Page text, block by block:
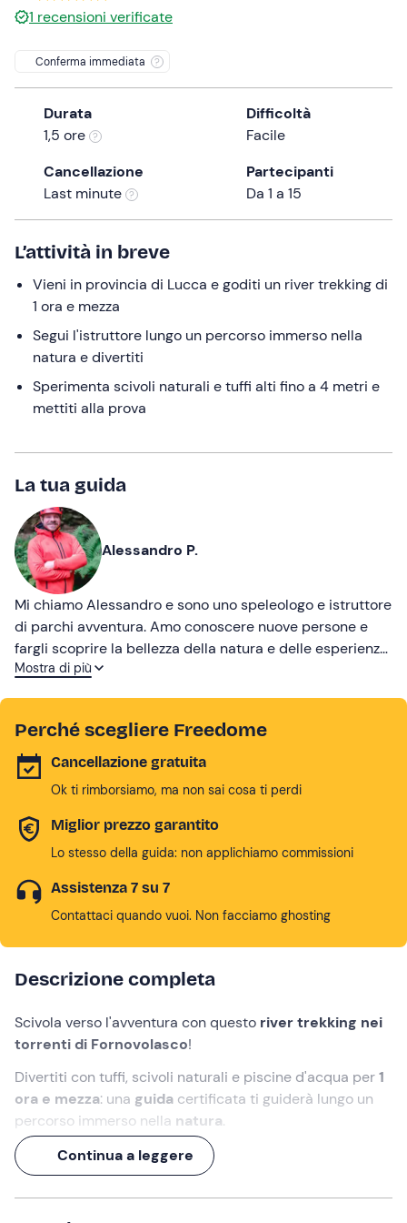
the
mark
key
keyboard
shortcuts
for
dates.
1 recensioni verificate
Conferma immediata
Durata
1,5 ore
Difficoltà
Facile
Cancellazione
Last minute
Partecipanti
Da 1 a 15
L’attività in breve
Vieni in provincia di Lucca e goditi un river trekking di
1 ora e mezza
Segui l'istruttore lungo un percorso immerso nella
natura e divertiti
Sperimenta scivoli naturali e tuffi alti fino a 4 metri e
mettiti alla prova
La tua guida
Alessandro P.
Mi chiamo Alessandro e sono uno speleologo e istruttore
di parchi avventura. Amo conoscere nuove persone e
fargli scoprire la bellezza della natura e delle esperienze
che offriamo. Inoltre, mi piace l'idea di far scoprire il mio
Mostra di più
Perché scegliere Freedome
Cancellazione gratuita
Ok ti rimborsiamo, ma non sai cosa ti perdi
Miglior prezzo garantito
Lo stesso della guida: non applichiamo commissioni
Assistenza 7 su 7
Contattaci quando vuoi. Non facciamo ghosting
Descrizione completa
Scivola verso l'avventura con questo river trekking nei
torrenti di Fornovolasco!
Divertiti con tuffi, scivoli naturali e piscine d'acqua per1
ora e mezza: una guida certificata ti guiderà lungo un
percorso immerso nella natura.
Non rimandare: indossa la muta e via!
Continua a leggere